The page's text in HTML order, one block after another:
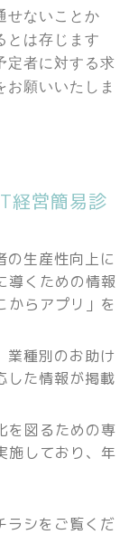
せないことか
とは存じます
定者に対する求
お願いいたしま
経営簡易診
の生産性向上に
導くための情報
らアプリ」を
業種別のお助け
した情報が掲載
を図るための専
施しており、年
ラシをご覧くだ